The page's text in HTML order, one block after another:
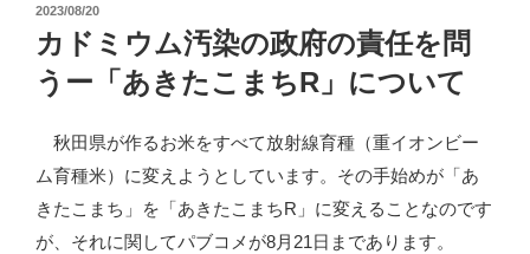
投
日:
2023/08/20
カドミウム汚染の政府の責任を問
うー「あきたこまちR」について
秋田県が作るお米をすべて放射線育種（重イオンビー
ム育種米）に変えようとしています。その手始めが「あ
きたこまち」を「あきたこまちR」に変えることなのです
が、それに関してパブコメが8月21日まであります。